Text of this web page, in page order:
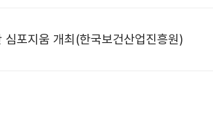
포지움 개최(한국보건산업진흥원)